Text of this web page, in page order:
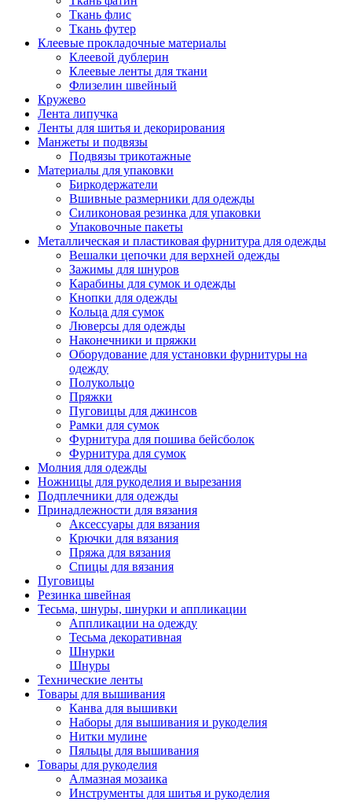
Ткань флис
Ткань футер
Клеевые прокладочные материалы
Клеевой дублерин
Клеевые ленты для ткани
Флизелин швейный
Кружево
Лента липучка
Ленты для шитья и декорирования
Манжеты и подвязы
Подвязы трикотажные
Материалы для упаковки
Биркодержатели
Вшивные размерники для одежды
Силиконовая резинка для упаковки
Упаковочные пакеты
Металлическая и пластиковая фурнитура для одежды
Вешалки цепочки для верхней одежды
Зажимы для шнуров
Карабины для сумок и одежды
Кнопки для одежды
Кольца для сумок
Люверсы для одежды
Наконечники и пряжки
Оборудование для установки фурнитуры на
одежду
Полукольцо
Пряжки
Пуговицы для джинсов
Рамки для сумок
Фурнитура для пошива бейсболок
Фурнитура для сумок
Молния для одежды
Ножницы для рукоделия и вырезания
Подплечники для одежды
Принадлежности для вязания
Аксессуары для вязания
Крючки для вязания
Пряжа для вязания
Спицы для вязания
Пуговицы
Резинка швейная
Тесьма, шнуры, шнурки и аппликации
Аппликации на одежду
Тесьма декоративная
Шнурки
Шнуры
Технические ленты
Товары для вышивания
Канва для вышивки
Наборы для вышивания и рукоделия
Нитки мулине
Пяльцы для вышивания
Товары для рукоделия
Алмазная мозаика
Инструменты для шитья и рукоделия